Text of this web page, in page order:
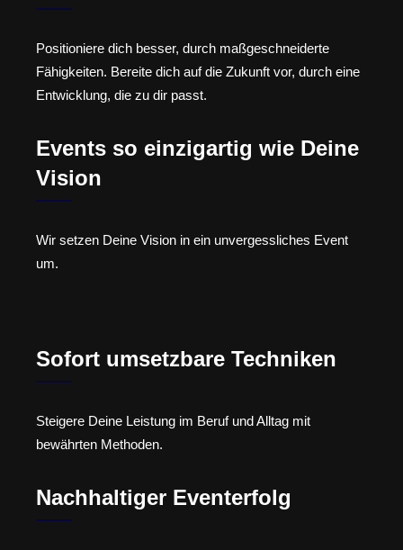
Positioniere dich besser, durch maßgeschneiderte
Fähigkeiten. Bereite dich auf die Zukunft vor, durch eine
Entwicklung, die zu dir passt.
Events so einzigartig wie Deine
Vision
Wir setzen Deine Vision in ein unvergessliches Event
um.
Sofort umsetzbare Techniken
Steigere Deine Leistung im Beruf und Alltag mit
bewährten Methoden.
Nachhaltiger Eventerfolg